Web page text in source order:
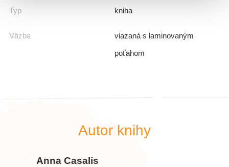
Typ kniha
Väzba
viazaná s laminovaným
poťahom
Autor knihy
Anna Casalis